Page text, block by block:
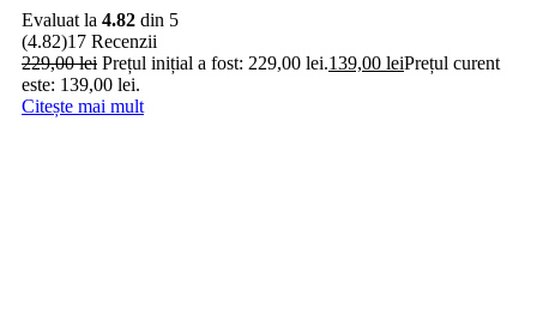
Evaluat la 4.82 din 5
(4.82)17 Recenzii
229,00lei Prețul inițial a fost: 229,00 lei.139,00 leiPrețul curent
este: 139,00 lei.
Citește mai mult